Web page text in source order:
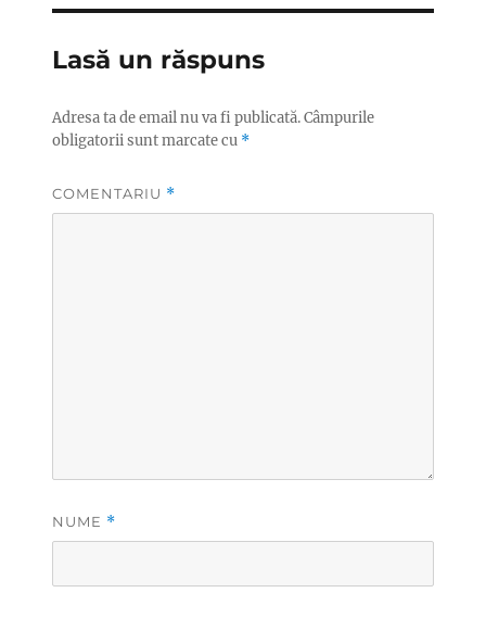
Lasă un răspuns
Adresa ta de email nu va fi publicată.Câmpurile
obligatorii sunt marcate cu *
COMENTARIU *
NUME *